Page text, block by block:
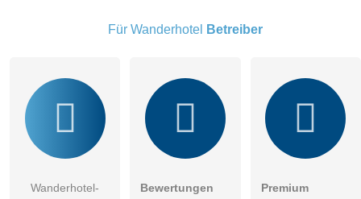
Wanderhotel-Eintrag zu stellen.
Für Wanderhotel Betreiber
Wanderhotel-
Bewertungen
Premium